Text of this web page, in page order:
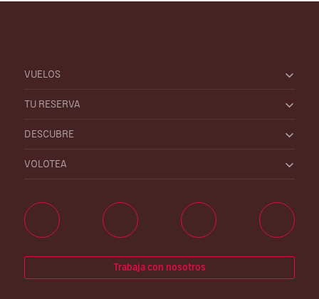
VUELOS
TU RESERVA
DESCUBRE
VOLOTEA
Trabaja con nosotros